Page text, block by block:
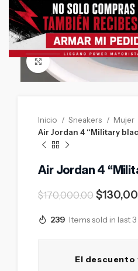
Click to enlarge
Inicio Sneakers
Mujer
Air Jordan 4 “Military
Air Jordan 4
$170,000.00 $
239 Items sold in last
El descuento